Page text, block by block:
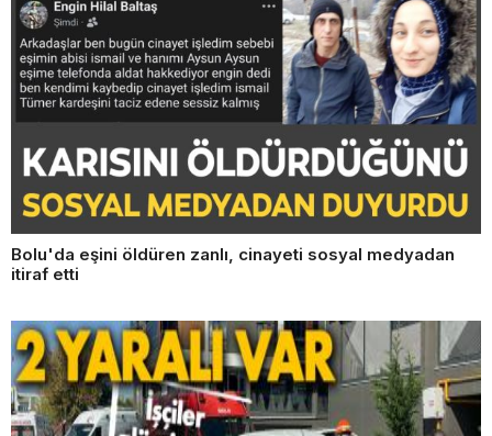
Bolu'da eşini öldüren zanlı, cinayeti sosyal medyadan
itiraf etti